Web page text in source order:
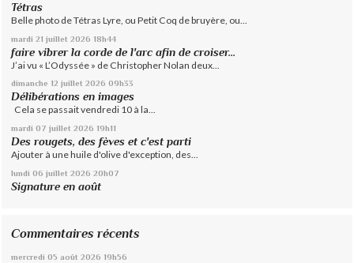
Tétras
Belle photo de Tétras Lyre, ou Petit Coq de bruyère, ou...
mardi 21 juillet 2026 18h44
faire vibrer la corde de l'arc afin de croiser...
J’ai vu « L’Odyssée » de Christopher Nolan deux...
dimanche 12 juillet 2026 09h33
Délibérations en images
Cela se passait vendredi 10 à la...
mardi 07 juillet 2026 19h11
Des rougets, des fèves et c'est parti
Ajouter à une huile d'olive d'exception, des...
lundi 06 juillet 2026 20h07
Signature en août
Commentaires récents
mercredi 05 août 2026 19h56